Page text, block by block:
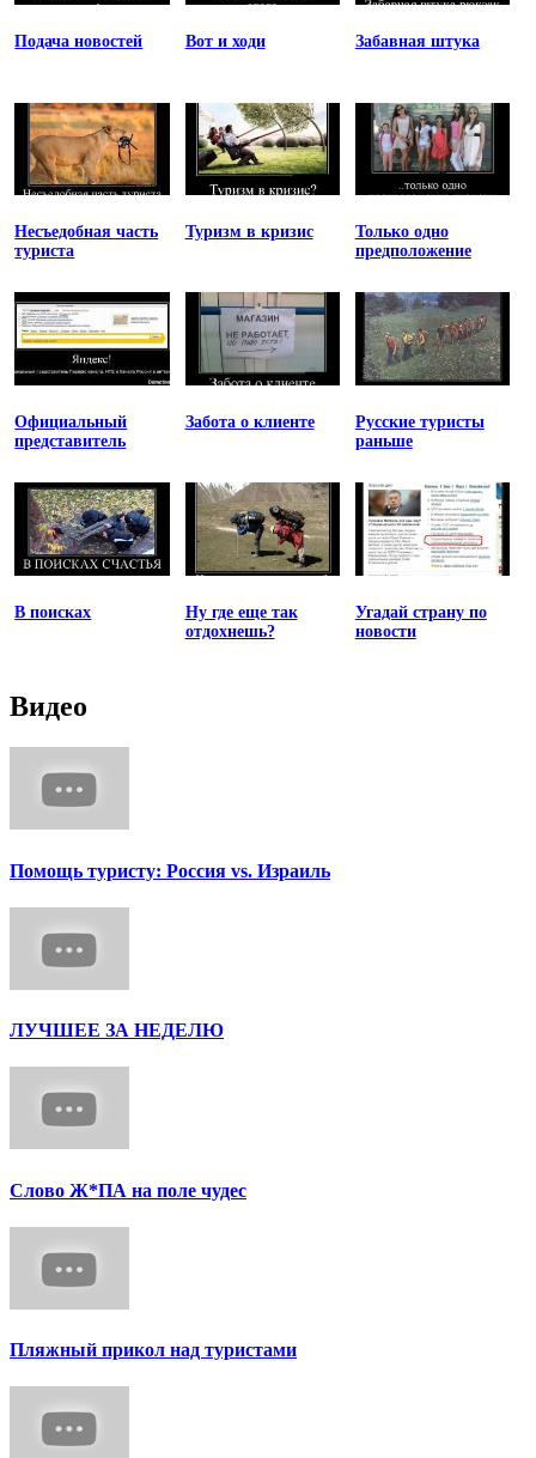
Подача новостей Вот и ходи Забавная штука
Несъедобная часть
туриста
Туризм в кризис
Только одно
предположение
Официальный
представитель
Забота о клиенте
Русские туристы
раньше
В поисках
Ну где еще так
отдохнешь?
Угадай страну по
новости
Видео
Помощь туристу: Россия vs. Израиль
ЛУЧШЕЕ ЗА НЕДЕЛЮ
Слово Ж*ПА на поле чудес
Пляжный прикол над туристами